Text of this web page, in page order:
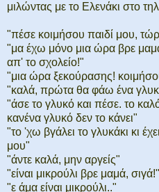
μιλώντας με το Ελενάκι στο
"πέσε κοιμήσου παιδί μου,
"μα έχω μόνο μια ώρα βρε
απ' το σχολείο!"
"μια ώρα ξεκούρασης!
"καλά, πρώτα θα φάω ένα
"άσε το γλυκό και πέσε. το
κανένα γλυκό δεν το κάνει"
"το 'χω βγάλει το γλυκάκι κι
μου"
"άντε καλά, μην αργείς"
"είναι μικρούλι βρε μαμά, σιγά!"
"ε άμα είναι μικρούλι.."